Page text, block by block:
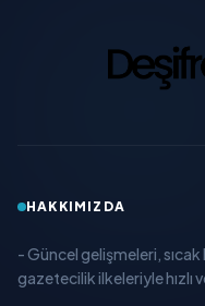
HAKKIMIZDA
- Güncel gelişmeleri, sıcak
gazetecilik ilkeleriyle hızlı